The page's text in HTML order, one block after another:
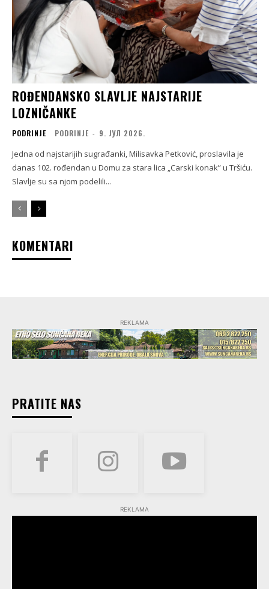
ROĐENDANSKO SLAVLJE NAJSTARIJE
LOZNIČANKE
PODRINJE PODRINJE - 9. ЈУЛ 2026.
Jedna od najstarijih sugrađanki, Milisavka Petković, proslavila je
danas 102. rođendan u Domu za stara lica „Carski konak” u Tršiću.
Slavlje su sa njom podelili...
KOMENTARI
REKLAMA
PRATITE NAS
REKLAMA